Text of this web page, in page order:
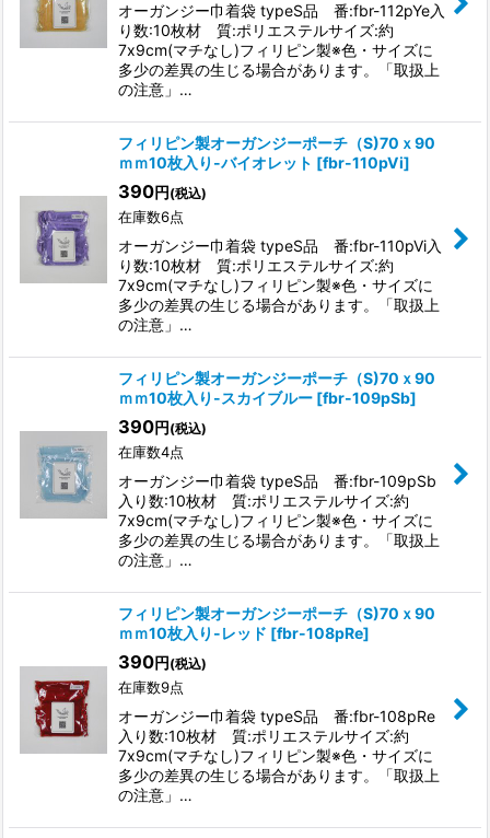
オーガンジー巾着袋 typeS品 番:fbr-112pYe入
り数:10枚材 質:ポリエステルサイズ:約
7x9cm(マチなし)フィリピン製※色・サイズに
多少の差異の生じる場合があります。「取扱上
の注意」…
フィリピン製オーガンジーポーチ（S)70ｘ90
ｍｍ10枚入り-バイオレット [fbr-110pVi]
390円 (税込)
在庫数6点
オーガンジー巾着袋 typeS品 番:fbr-110pVi入
り数:10枚材 質:ポリエステルサイズ:約
7x9cm(マチなし)フィリピン製※色・サイズに
多少の差異の生じる場合があります。「取扱上
の注意」…
フィリピン製オーガンジーポーチ（S)70ｘ90
ｍｍ10枚入り-スカイブルー [fbr-109pSb]
390円 (税込)
在庫数4点
オーガンジー巾着袋 typeS品 番:fbr-109pSb
入り数:10枚材 質:ポリエステルサイズ:約
7x9cm(マチなし)フィリピン製※色・サイズに
多少の差異の生じる場合があります。「取扱上
の注意」…
フィリピン製オーガンジーポーチ（S)70ｘ90
ｍｍ10枚入り-レッド [fbr-108pRe]
390円 (税込)
在庫数9点
オーガンジー巾着袋 typeS品 番:fbr-108pRe
入り数:10枚材 質:ポリエステルサイズ:約
7x9cm(マチなし)フィリピン製※色・サイズに
多少の差異の生じる場合があります。「取扱上
の注意」…